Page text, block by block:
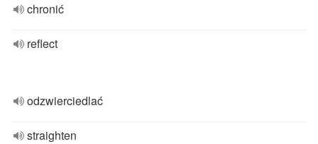
chronić
reflect
odzwierciedlać
straighten